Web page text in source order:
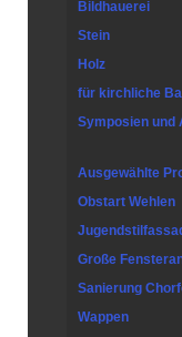
Bildhauerei
Stein
Holz
für kirchliche
Symposien und
Ausgewählte
Obstart Wehlen
Große
Sanierung
Wappen